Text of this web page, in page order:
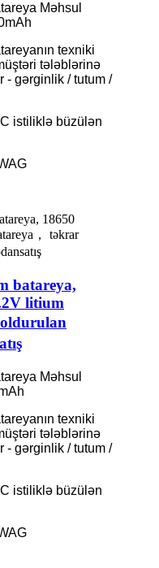
Məhsul
texniki
tələblərinə
- gərginlik / tutum /
istiliklə büzülən
batareya,
litium
Məhsul
texniki
tələblərinə
- gərginlik / tutum /
istiliklə büzülən